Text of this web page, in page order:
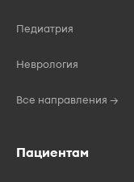
Педиатрия
Неврология
Все направления →
Пациентам